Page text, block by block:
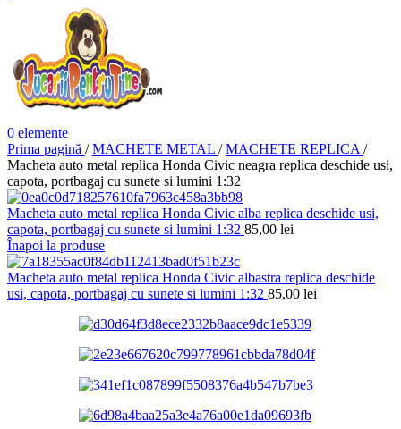
0 elemente
Prima pagină / MACHETE METAL / MACHETE REPLICA /
Macheta auto metal replica Honda Civic neagra replica deschide usi,
capota, portbagaj cu sunete si lumini 1:32
Macheta auto metal replica Honda Civic alba replica deschide usi,
capota, portbagaj cu sunete si lumini 1:32 85,00 lei
Înapoi la produse
Macheta auto metal replica Honda Civic albastra replica deschide
usi, capota, portbagaj cu sunete si lumini 1:32 85,00 lei